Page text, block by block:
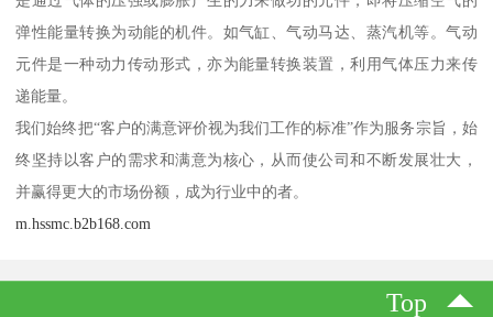
弹性能量转换为动能的机件。如气缸、气动马达、蒸汽机等。气动
元件是一种动力传动形式，亦为能量转换装置，利用气体压力来传
递能量。
我们始终把“客户的满意评价视为我们工作的标准”作为服务宗旨，始
终坚持以客户的需求和满意为核心，从而使公司和不断发展壮大，
并赢得更大的市场份额，成为行业中的者。
m.hssmc.b2b168.com
Top